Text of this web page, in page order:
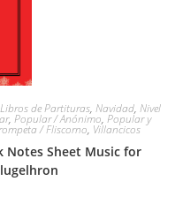
Libros de Partituras, Navidad, Nivel
, Popular / Anónimo, Popular y
/ Fliscorno, Villancicos
Notes Sheet Music for